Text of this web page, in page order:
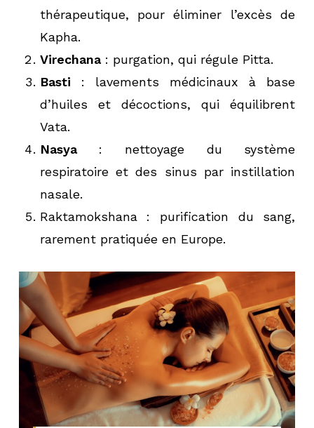
thérapeutique, pour éliminer l’excès de
Kapha.
Virechana: purgation, qui régule Pitta.
Basti : lavements médicinaux à base
d’huiles et décoctions, qui équilibrent
Vata.
Nasya: nettoyage du système
respiratoire et des sinus par instillation
nasale.
Raktamokshana : purification du sang,
rarement pratiquée en Europe.